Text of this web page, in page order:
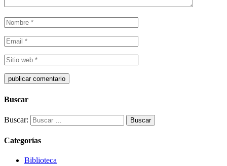
Buscar
Buscar:
Categorías
Biblioteca